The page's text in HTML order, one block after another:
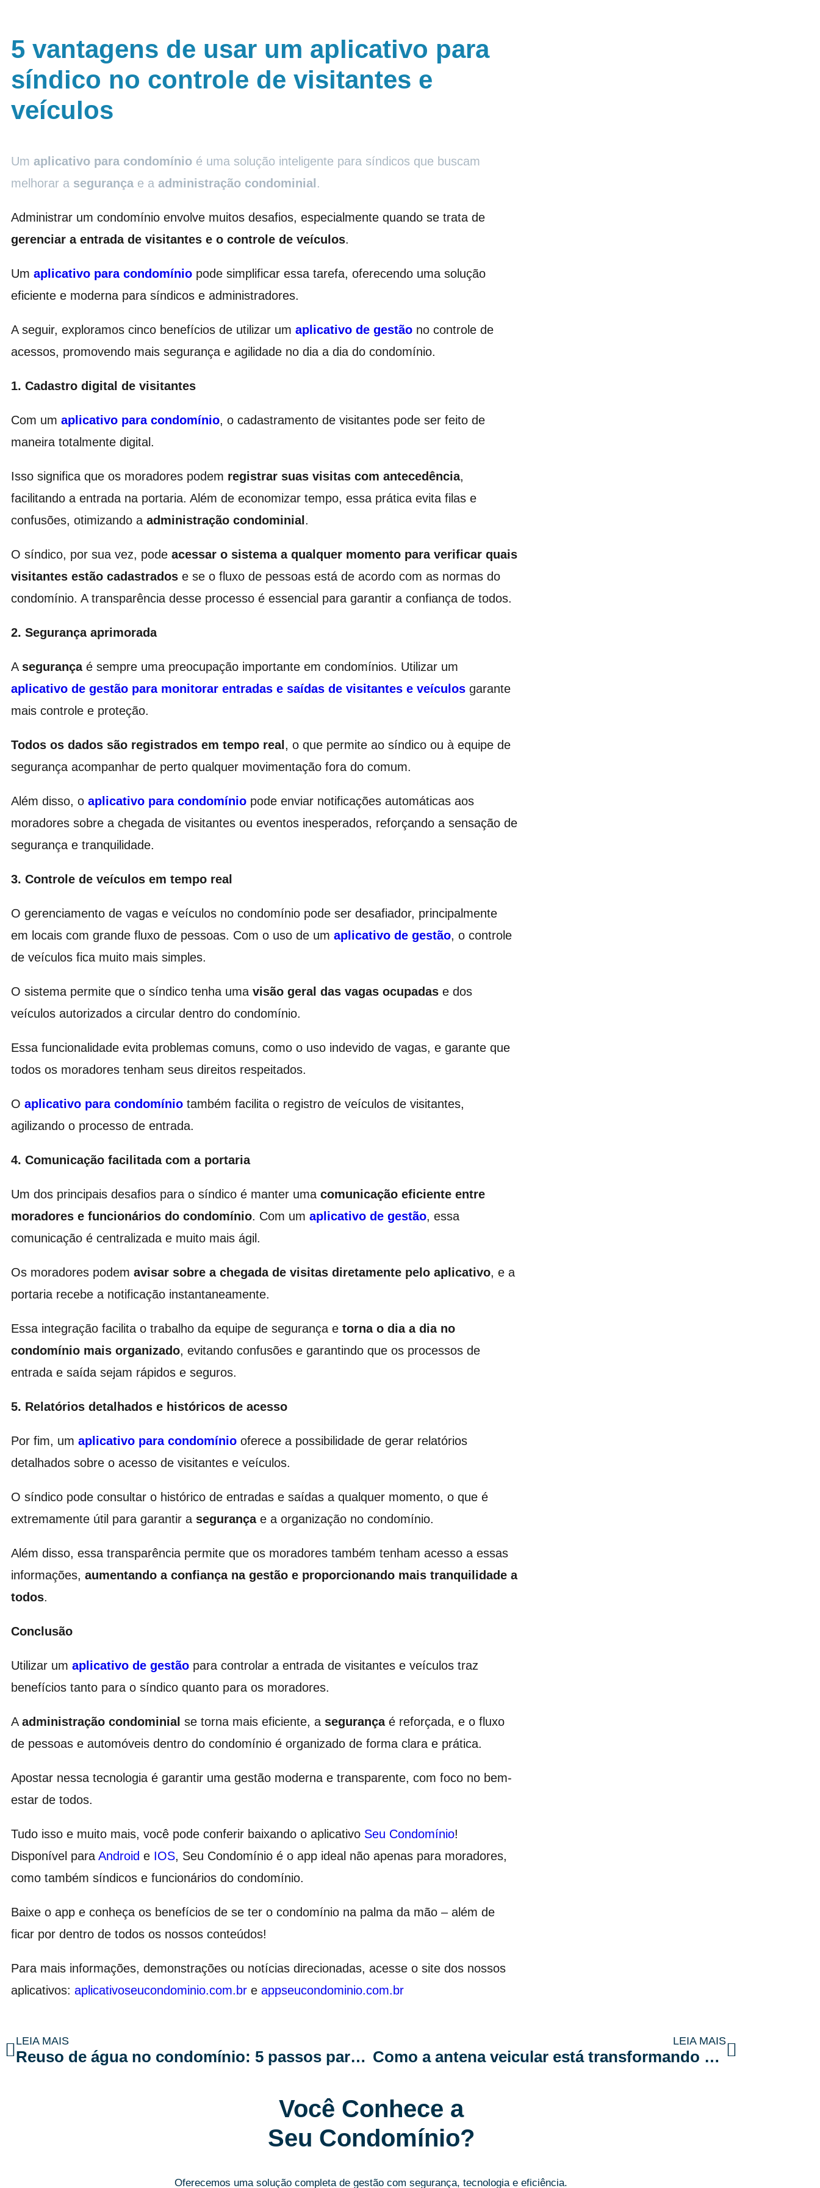
5 vantagens de usar um aplicativo para
síndico no controle de visitantes e
veículos
Um aplicativo para condomínio é uma solução inteligente para síndicos que buscam
melhorar a segurança e a administração condominial .
Administrar um condomínio envolve muitos desafios, especialmente quando se trata de
gerenciar a entrada de visitantes e o controle de veículos.
Um aplicativo para condomínio pode simplificar essa tarefa, oferecendo uma solução
eficiente e moderna para síndicos e administradores.
A seguir, exploramos cinco benefícios de utilizar um aplicativo de gestão no controle de
acessos, promovendo mais segurança e agilidade no dia a dia do condomínio.
1. Cadastro digital de visitantes
Com um aplicativo para condomínio, o cadastramento de visitantes pode ser feito de
maneira totalmente digital.
Isso significa que os moradores podem registrar suas visitas com antecedência,
facilitando a entrada na portaria. Além de economizar tempo, essa prática evita filas e
confusões, otimizando a administração condominial .
O síndico, por sua vez, pode acessar o sistema a qualquer momento para verificar quais
visitantes estão cadastrados e se o fluxo de pessoas está de acordo com as normas do
condomínio. A transparência desse processo é essencial para garantir a confiança de todos.
2. Segurança aprimorada
A segurançaé sempre uma preocupação importante em condomínios. Utilizar um
aplicativo de gestão para monitorar entradas e saídas de visitantes e veículos garante
mais controle e proteção.
Todos os dados são registrados em tempo real , o que permite ao síndico ou à equipe de
segurança acompanhar de perto qualquer movimentação fora do comum.
Além disso, o aplicativo para condomínio pode enviar notificações automáticas aos
moradores sobre a chegada de visitantes ou eventos inesperados, reforçando a sensação de
segurança e tranquilidade.
3. Controle de veículos em tempo real
O gerenciamento de vagas e veículos no condomínio pode ser desafiador, principalmente
em locais com grande fluxo de pessoas. Com o uso de um aplicativo de gestão, o controle
de veículos fica muito mais simples.
O sistema permite que o síndico tenha uma visão geral das vagas ocupadas e dos
veículos autorizados a circular dentro do condomínio.
Essa funcionalidade evita problemas comuns, como o uso indevido de vagas, e garante que
todos os moradores tenham seus direitos respeitados.
O aplicativo para condomínio também facilita o registro de veículos de visitantes,
agilizando o processo de entrada.
4. Comunicação facilitada com a portaria
Um dos principais desafios para o síndico é manter uma comunicação eficiente entre
moradores e funcionários do condomínio. Com um aplicativo de gestão, essa
comunicação é centralizada e muito mais ágil.
Os moradores podem avisar sobre a chegada de visitas diretamente pelo aplicativo, e a
portaria recebe a notificação instantaneamente.
Essa integração facilita o trabalho da equipe de segurança e torna o dia a dia no
condomínio mais organizado, evitando confusões e garantindo que os processos de
entrada e saída sejam rápidos e seguros.
5. Relatórios detalhados e históricos de acesso
Por fim, um aplicativo para condomínio oferece a possibilidade de gerar relatórios
detalhados sobre o acesso de visitantes e veículos.
O síndico pode consultar o histórico de entradas e saídas a qualquer momento, o que é
extremamente útil para garantir a segurançae a organização no condomínio.
Além disso, essa transparência permite que os moradores também tenham acesso a essas
informações, aumentando a confiança na gestão e proporcionando mais tranquilidade a
todos.
Conclusão
Utilizar um aplicativo de gestão para controlar a entrada de visitantes e veículos traz
benefícios tanto para o síndico quanto para os moradores.
A administração condominial se torna mais eficiente, a segurançaé reforçada, e o fluxo
de pessoas e automóveis dentro do condomínio é organizado de forma clara e prática.
Apostar nessa tecnologia é garantir uma gestão moderna e transparente, com foco no bem-
estar de todos.
Tudo isso e muito mais, você pode conferir baixando o aplicativo Seu Condomínio!
Disponível para Android e IOS, Seu Condomínio é o app ideal não apenas para moradores,
como também síndicos e funcionários do condomínio.
Baixe o app e conheça os benefícios de se ter o condomínio na palma da mão – além de
ficar por dentro de todos os nossos conteúdos!
Para mais informações, demonstrações ou notícias direcionadas, acesse o site dos nossos
aplicativos: aplicativoseucondominio.com.br e appseucondominio.com.br
LEIA MAIS
Reuso de água no condomínio: 5 passos para uma implementação eficiente
LEIA MAIS
Como a antena veicular está transformando o acesso de veículos em condomínios modernos
Você Conhece a
Seu Condomínio?
Oferecemos uma solução completa de gestão com segurança, tecnologia e eficiência.